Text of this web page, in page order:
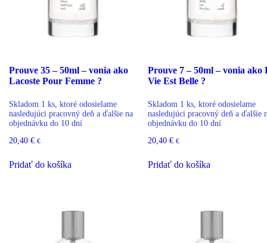
Prouve 35 – 50ml – vonia ako
Lacoste Pour Femme ?
Skladom 1 ks, ktoré odosielame
nasledujúci pracovný deň a ďalšie na
objednávku do 10 dní
20,40 € €
Pridať do košíka
Prouve 7 – 50ml – vonia ako
Vie Est Belle ?
Skladom 1 ks, ktoré odosielame
nasledujúci pracovný deň a ďalšie
objednávku do 10 dní
20,40 € €
Pridať do košíka